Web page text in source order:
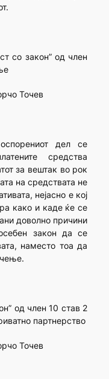
со закон” од член
Точев
дел се
средства
за вештак во рок
на средствата не
нејасно е кој
како и каде ќе се
доволно причини
закон да се
наместо тоа да
од член 10 став 2
партнерство
Точев